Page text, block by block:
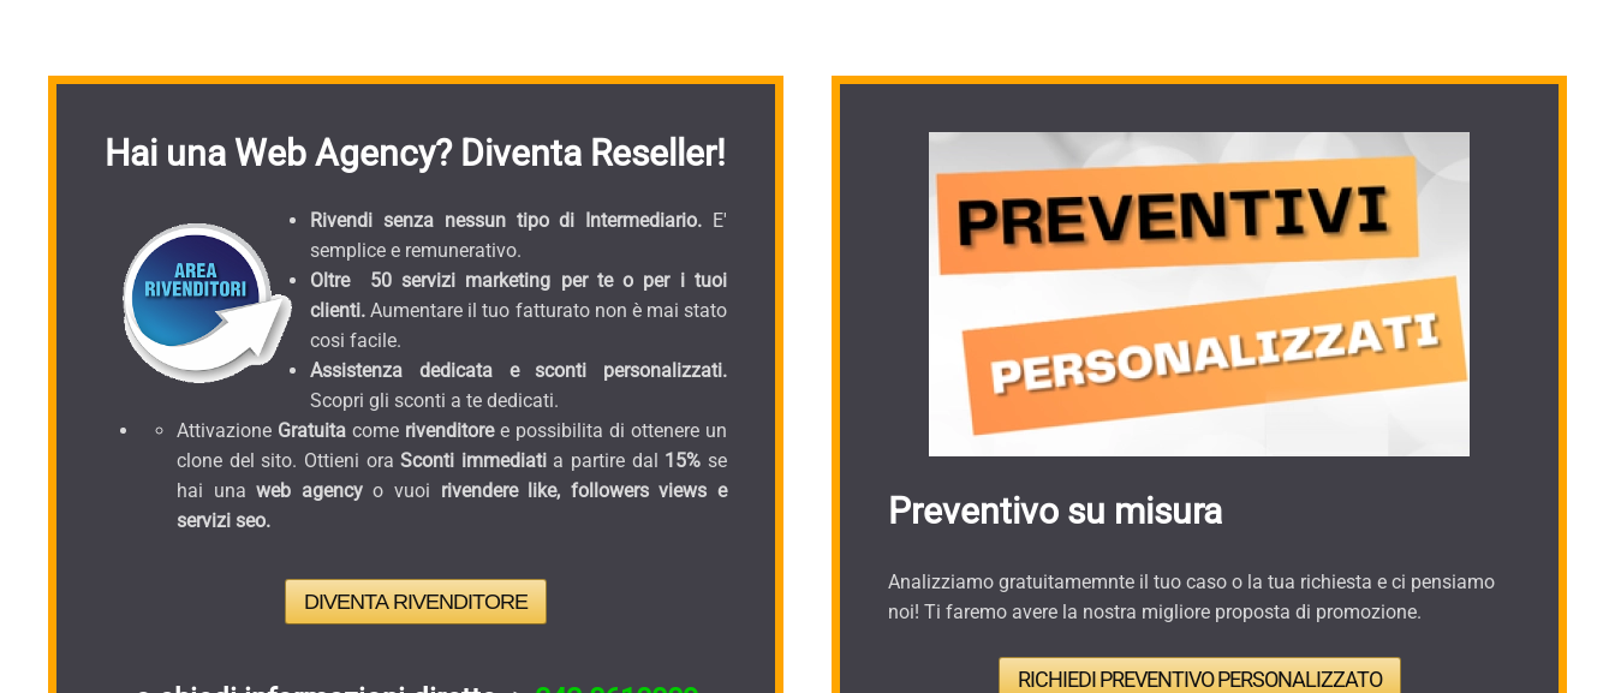
Hai una Web Agency? Diventa Reseller!
Rivendi senza nessun tipo di Intermediario. E'
semplice e remunerativo.
Oltre 50 servizi marketing per te o per i tuoi
clienti. Aumentare il tuo fatturato non è mai stato
cosi facile.
Assistenza dedicata e sconti personalizzati.
Scopri gli sconti a te dedicati.
Attivazione Gratuita come rivenditoree possibilita di ottenere un
clone del sito. Ottieni oraSconti immediati a partire dal 15% se
hai una web agencyo vuoi rivendere like, followers views e
servizi seo.
DIVENTA RIVENDITORE
Preventivo su misura
Analizziamo gratuitamemnte il tuo caso o la tua richiesta e ci pensiamo
noi! Ti faremo avere la nostra migliore proposta di promozione.
RICHIEDI PREVENTIVO PERSONALIZZATO